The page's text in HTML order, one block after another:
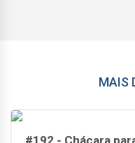
MAIS